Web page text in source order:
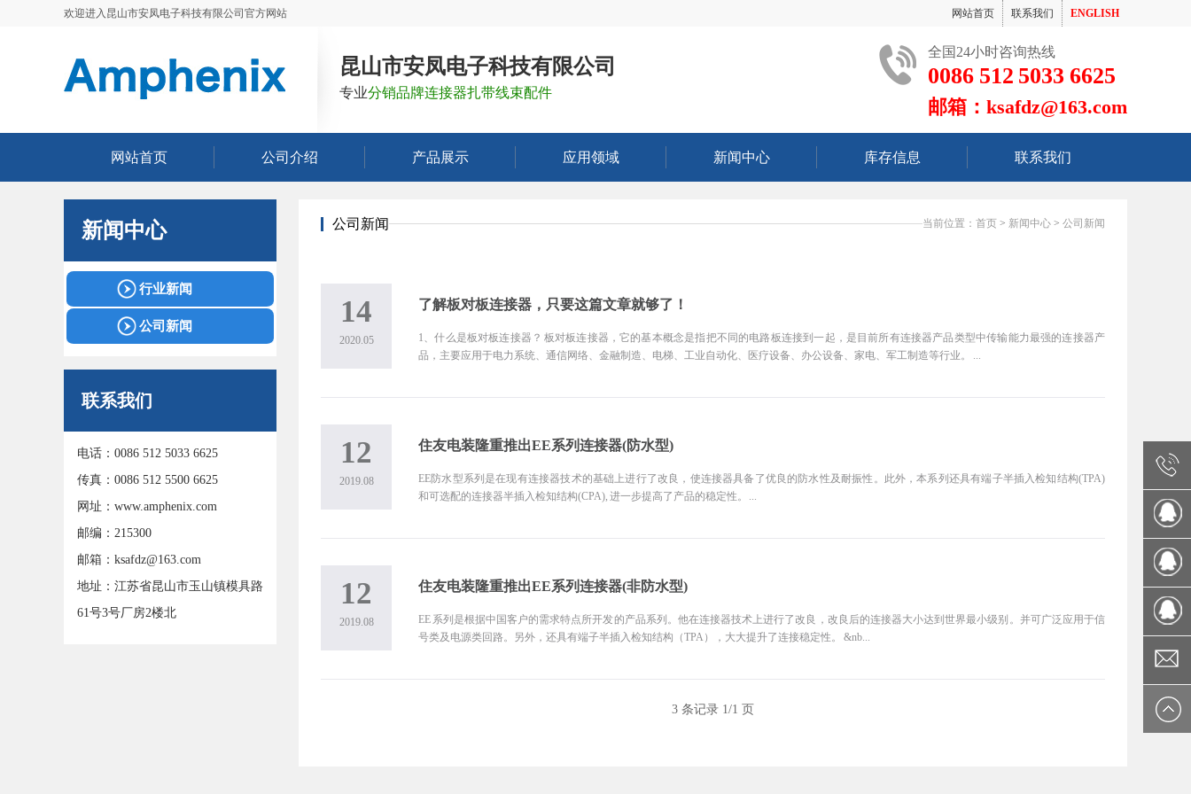
欢迎进入昆山市安凤电子科技有限公司官方网站 网站首页 联系我们 ENGLISH
昆山市安凤电子科技有限公司
专业分销品牌连接器扎带线束配件
全国24小时咨询热线
0086 512 5033 6625
邮箱：ksafdz@163.com
网站首页 公司介绍 产品展示 应用领域 新闻中心 库存信息 联系我们
新闻中心
行业新闻
公司新闻
联系我们
电话：0086 512 5033 6625
传真：0086 512 5500 6625
网址：www.amphenix.com
邮编：215300
邮箱：ksafdz@163.com
地址：江苏省昆山市玉山镇模具路
61号3号厂房2楼北
公司新闻 当前位置： 首页 > 新闻中心 > 公司新闻
14
2020.05
了解板对板连接器，只要这篇文章就够了！
1、什么是板对板连接器？ 板对板连接器，它的基本概念是指把不同的电路板连接到一起，是目前所有连接器产品类型中传输能力最强的连接器产
品，主要应用于电力系统、通信网络、金融制造、电梯、工业自动化、医疗设备、办公设备、家电、军工制造等行业。 ...
12
2019.08
住友电装隆重推出EE系列连接器(防水型)
EE防水型系列是在现有连接器技术的基础上进行了改良，使连接器具备了优良的防水性及耐振性。此外，本系列还具有端子半插入检知结构(TPA)
和可选配的连接器半插入检知结构(CPA), 进一步提高了产品的稳定性。 ...
12
2019.08
住友电装隆重推出EE系列连接器(非防水型)
EE 系列是根据中国客户的需求特点所开发的产品系列。他在连接器技术上进行了改良，改良后的连接器大小达到世界最小级别。并可广泛应用于信
号类及电源类回路。另外，还具有端子半插入检知结构（TPA），大大提升了连接稳定性。 &nb...
3 条记录 1/1 页
0086 512
5033
6625